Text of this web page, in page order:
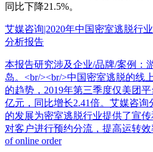
同比下降21.5%。
艾媒咨询|2020年中国密室逃脱行
分析报告
本报告研究涉及企业/品牌/案例：
岛。<br/><br/>中国密室逃脱的线
的趋势，2019年第三季度仅美团
亿元，同比增长2.41倍。艾媒咨
的发展为密室逃脱行业提供了宣
对客户进行预约分流，提高运转效
of online order